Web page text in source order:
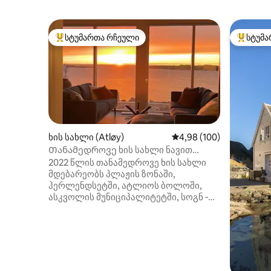
სტუმართა რჩეული მოწინავე ვარიანტი
სტუმართა რჩეული
ხის სახლი (Atløy) საშუალო შეფასებაა
4,98 (100)
Თანამედროვე ხის სახლი ნავით
ზღვის ხედით და ულამაზესი მზის
ჩასვლა
2022 წლის თანამედროვე ხის სახლი
მდებარეობს პლაჟის ზონაში,
ჰერლენდსეტში, ატლიოს ბოლოში,
ასკვოლის მუნიციპალიტეტში, სოგნ ‑